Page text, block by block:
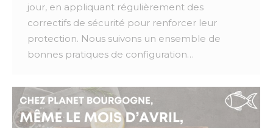
jour, en appliquant régulièrement des
correctifs de sécurité pour renforcer leur
protection. Nous suivons un ensemble de
bonnes pratiques de configuration…